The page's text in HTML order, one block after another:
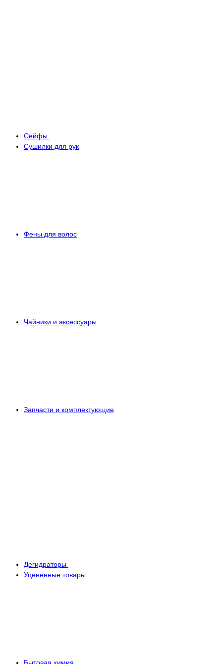
Сейфы
Сушилки для рук
Фены для волос
Чайники и аксессуары
Запчасти и комплектующие
Дегидраторы
Уцененные товары
Бытовая химия